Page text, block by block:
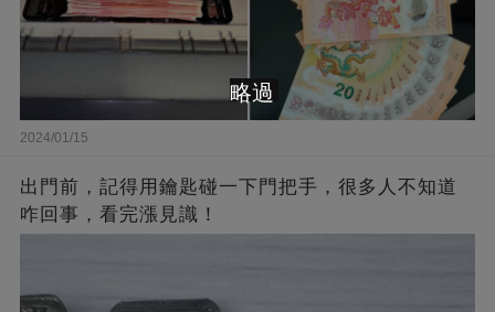
2024/01/15
出門前，記得用鑰匙碰一下門把手，很多人不知道
咋回事，看完漲見識！
略過